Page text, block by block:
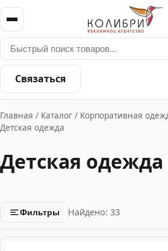
Связаться
Главная / Каталог / Корпоративная
Детская одежда
Детская одежда
Фильтры Найдено: 33